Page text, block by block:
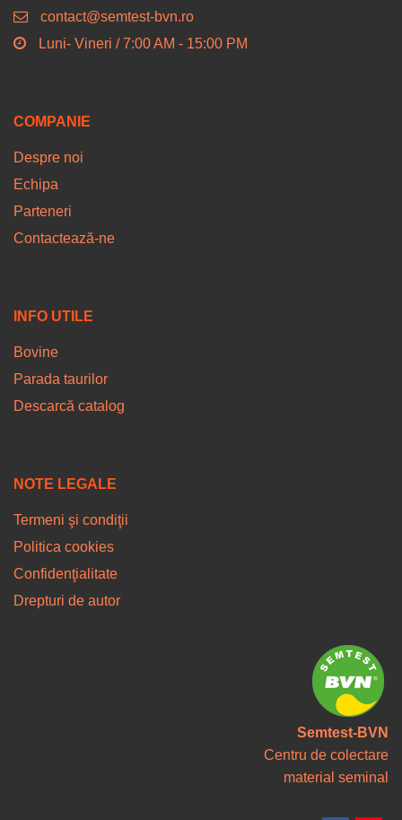
contact@semtest-bvn.ro
Luni- Vineri / 7:00 AM - 15:00 PM
COMPANIE
Despre noi
Echipa
Parteneri
Contactează-ne
INFO UTILE
Bovine
Parada taurilor
Descarcă catalog
NOTE LEGALE
Termeni şi condiţii
Politica cookies
Confidenţialitate
Drepturi de autor
Semtest-BVN
Centru de colectare
material seminal